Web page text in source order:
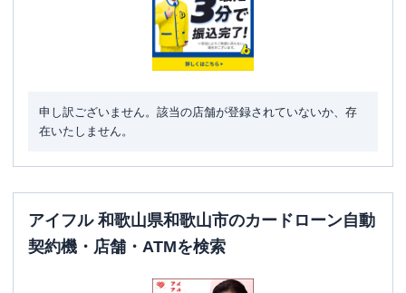
申し訳ございません。該当の店舗が登録されていないか、存
在いたしません。
アイフル 和歌山県和歌山市のカードローン自動
契約機・店舗・ATMを検索